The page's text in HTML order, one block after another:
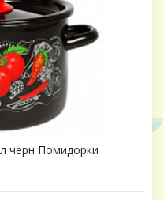
черн Помидорки